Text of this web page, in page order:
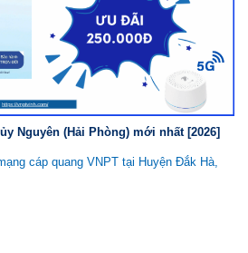
Nguyên (Hải Phòng) mới nhất [2026]
cáp quang VNPT tại Huyện Đắk Hà,